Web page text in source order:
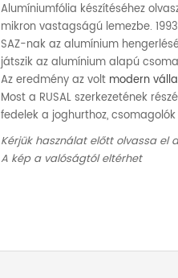
Alumíniumfólia készítéséhez
mikron vastagságú lemezbe.
SAZ-nak az alumínium
játszik az alumínium alapú
Az eredmény az volt modern
Most a RUSAL szerkezetének
fedelek a joghurthoz,
Kérjük használat előtt olvassa el
A kép a valóságtól eltérhet
Tömeg 1 kg